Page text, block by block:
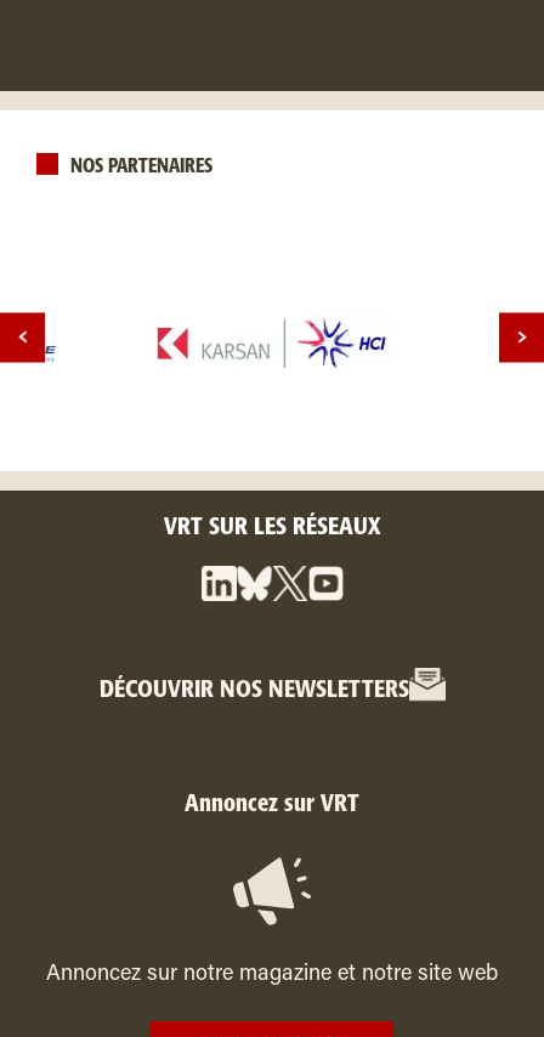
NOS PARTENAIRES
VRT SUR LES RÉSEAUX
DÉCOUVRIR NOS NEWSLETTERS
Annoncez sur VRT
Annoncez sur notre magazine et notre site web